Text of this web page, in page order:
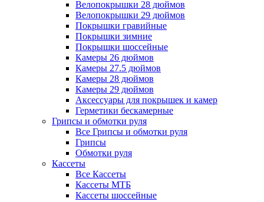
Велопокрышки 28 дюймов
Велопокрышки 29 дюймов
Покрышки гравийные
Покрышки зимние
Покрышки шоссейные
Камеры 26 дюймов
Камеры 27.5 дюймов
Камеры 28 дюймов
Камеры 29 дюймов
Аксессуары для покрышек и камер
Герметики бескамерные
Грипсы и обмотки руля
Все Грипсы и обмотки руля
Грипсы
Обмотки руля
Кассеты
Все Кассеты
Кассеты МТБ
Кассеты шоссейные